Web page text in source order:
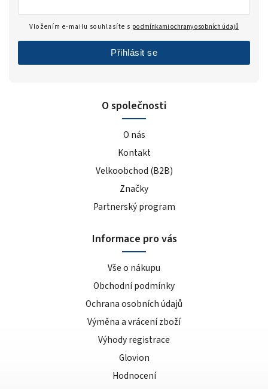
O společnosti
O nás
Kontakt
Velkoobchod (B2B)
Značky
Partnerský program
Informace pro vás
Vše o nákupu
Obchodní podmínky
Ochrana osobních údajů
Výměna a vrácení zboží
Výhody registrace
Glovion
Hodnocení
Vložením e-mailu souhlasíte s podmínkami ochrany osobních údajů
Přihlásit se